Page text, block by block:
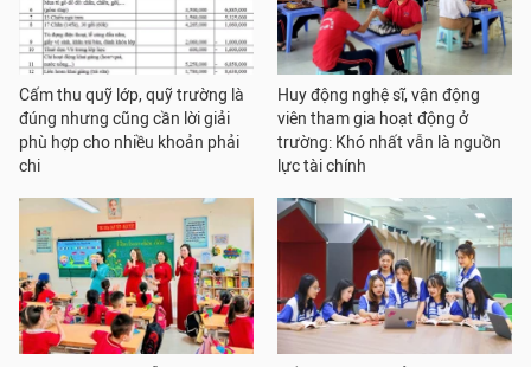
Cấm thu quỹ lớp, quỹ trường là
đúng nhưng cũng cần lời giải
phù hợp cho nhiều khoản phải
chi
Huy động nghệ sĩ, vận động
viên tham gia hoạt động ở
trường: Khó nhất vẫn là nguồn
lực tài chính